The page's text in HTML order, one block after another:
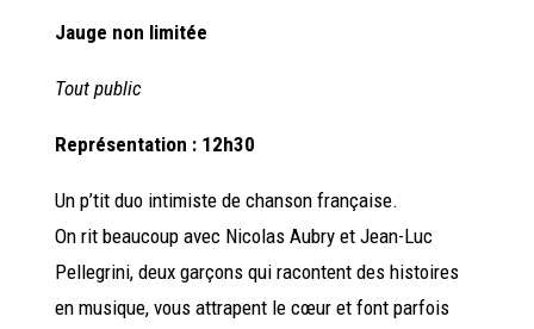
Jauge non limitée
Tout public
Représentation : 12h30
Un p’tit duo intimiste de chanson française.
On rit beaucoup avec Nicolas Aubry et Jean-Luc
Pellegrini, deux garçons qui racontent des histoires
en musique, vous attrapent le cœur et font parfois